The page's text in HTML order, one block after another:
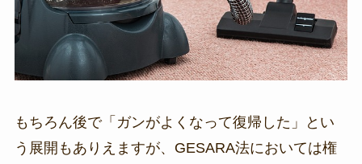
もちろん後で「ガンがよくなって復帰した」とい
う展開もありえますが、GESARA法においては権